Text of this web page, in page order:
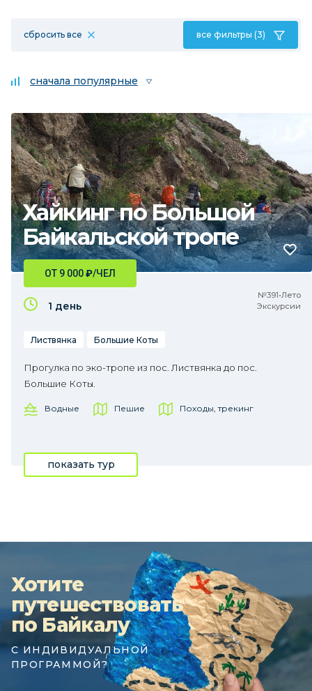
сбросить все все фильтры (3)
сначала популярные
Хайкинг по Большой
Байкальской тропе
№391•Лето
Экскурсии
ОТ 9 000₽/ЧЕЛ
1 день
Листвянка Большие Коты
Прогулка по эко-тропе из пос. Листвянка до пос.
Большие Коты.
Водные Пешие Походы, трекинг
показать тур
Хотите
путешествовать
по Байкалу
С ИНДИВИДУАЛЬНОЙ
ПРОГРАММОЙ?